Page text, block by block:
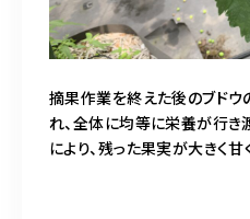
摘果作業を終えた後のブド
れ、全体に均等に栄養が行き
により、残った果実が大きく甘